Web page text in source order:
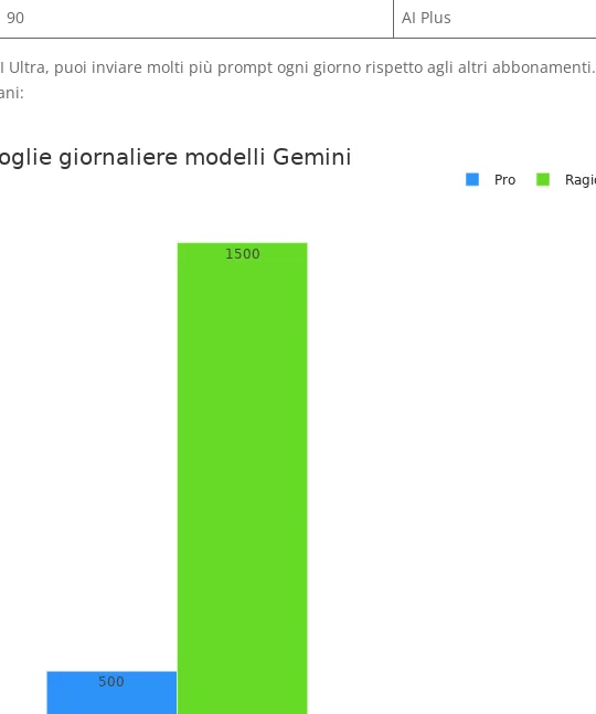
90 AI Plus
Ultra, puoi inviare molti più prompt ogni giorno rispetto agli altri abbonamenti.